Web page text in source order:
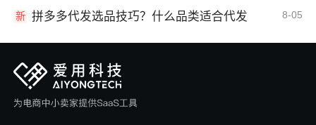
新 拼多多代发选品技巧？什么品类适合代发 8-05